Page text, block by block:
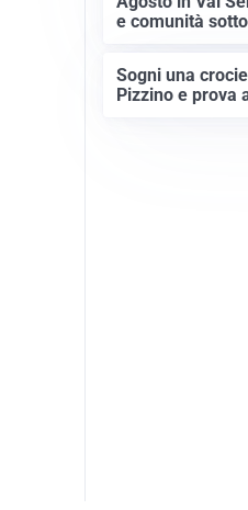
e comunità
Sogni una
Pizzino e prova